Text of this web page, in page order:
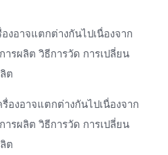
งอาจแตกต่างกันไปเนื่องจาก
ารผลิต วิธีการวัด การเปลี่ยน
ต
องอาจแตกต่างกันไปเนื่องจาก
ารผลิต วิธีการวัด การเปลี่ยน
ต